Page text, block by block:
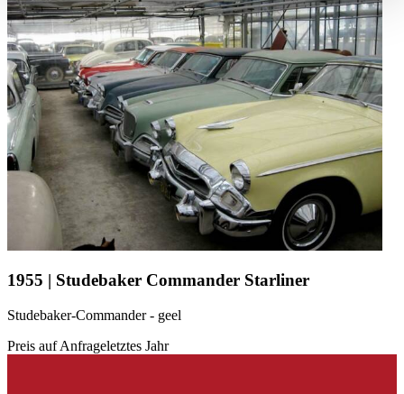
haben oder die sie im Rahmen Ihrer Nutzung der Dienste
gesammelt haben.Datenschutzerklärung
1955 | Studebaker Commander Starliner
Studebaker-Commander - geel
Preis auf Anfrageletztes Jahr